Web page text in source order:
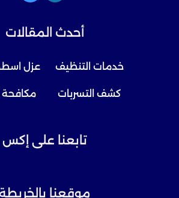
أحدث المقالات
خدمات التنظيف عزل
كشف التسربات مكافحة
تابعنا على إكس
موقعنا